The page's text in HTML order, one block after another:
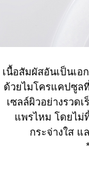
เนื้อสัมผัสอันเป็นเอ
ด้วยไมโครแคปซูล
เซลล์ผิวอย่างรวด
แพรไหม โดยไม่
กระจ่างใส